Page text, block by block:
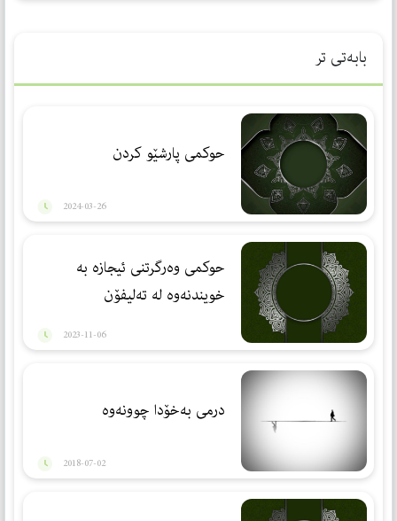
بابەتی تر
حوکمی پارشێو کردن
2024-03-26
حوكمی وه‌رگرتنی ئیجازه‌ به‌
خویندنه‌وه‌ له‌ ته‌لیفۆن
2023-11-06
درمی به‌خۆدا چوونه‌وه‌
2018-07-02